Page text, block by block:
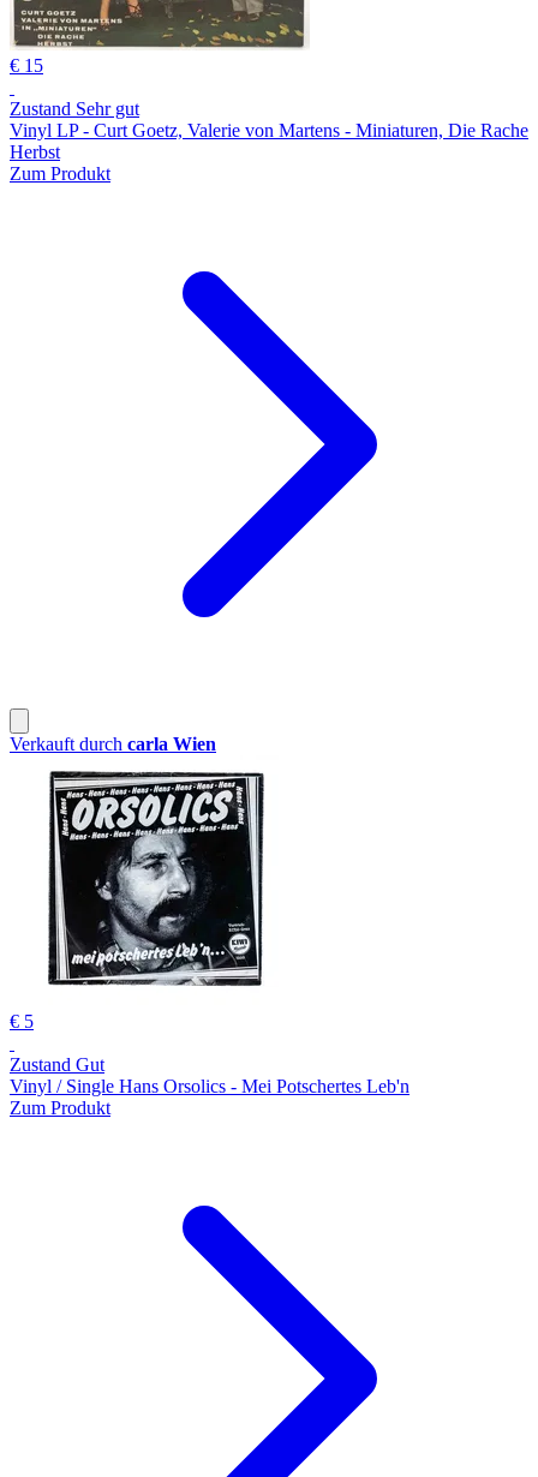
€ 15
Zustand Sehr gut
Vinyl LP - Curt Goetz, Valerie von Martens - Miniaturen, Die Rache
Herbst
Zum Produkt
Verkauft durch carla Wien
€ 5
Zustand Gut
Vinyl / Single Hans Orsolics - Mei Potschertes Leb'n
Zum Produkt